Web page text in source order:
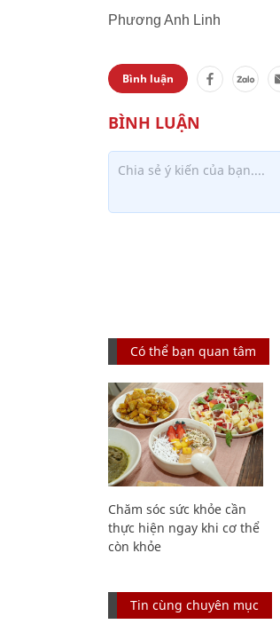
Phương Anh Linh
Bình luận
Có thể bạn quan tâm
Chăm sóc sức khỏe cần
thực hiện ngay khi cơ thể
còn khỏe
Tin cùng chuyên mục